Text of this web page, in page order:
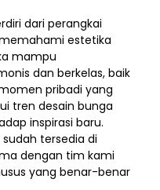
dari perangkai
estetika
mampu
dan berkelas, baik
pribadi yang
tren desain bunga
inspirasi baru.
tersedia di
dengan tim kami
yang benar-benar